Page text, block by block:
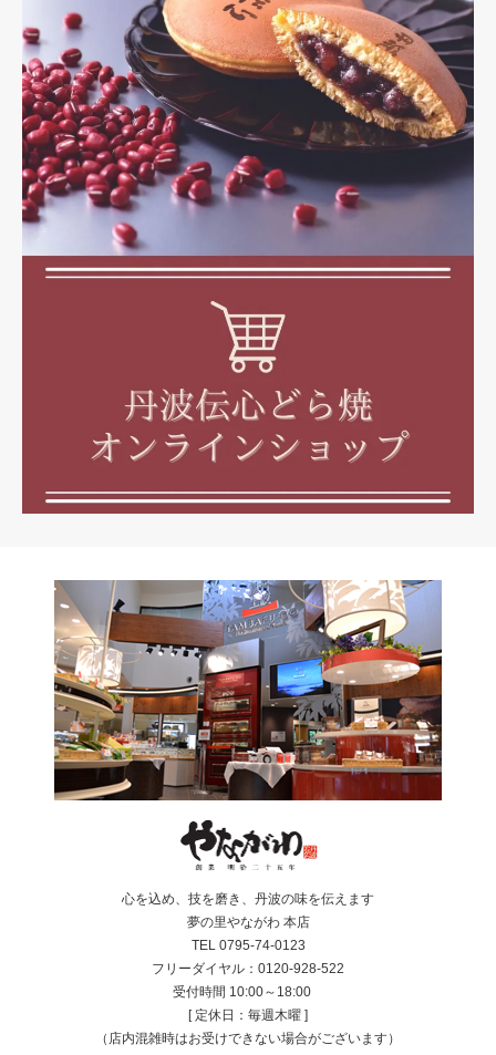
心を込め、技を磨き、丹波の味を伝えます
夢の里やながわ 本店
TEL 0795-74-0123
フリーダイヤル：0120-928-522
受付時間 10:00～18:00
[ 定休日：毎週木曜 ]
（店内混雑時はお受けできない場合がございます）